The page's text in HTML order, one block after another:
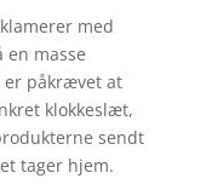
med
en masse
er påkrævet at
klokkeslæt,
sendt
tager hjem.